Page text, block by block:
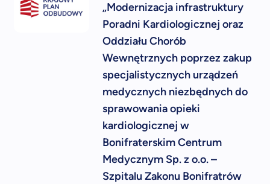
„Modernizacja infrastruktury
Poradni Kardiologicznej oraz
Oddziału Chorób
Wewnętrznych poprzez zakup
specjalistycznych urządzeń
medycznych niezbędnych do
sprawowania opieki
kardiologicznej w
Bonifraterskim Centrum
Medycznym Sp. z o.o. –
Szpitalu Zakonu Bonifratrów